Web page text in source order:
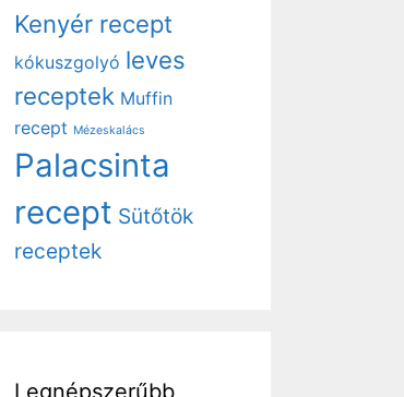
Kenyér recept
kókuszgolyó leves
receptek Muffin
recept Mézeskalács
Palacsinta
recept Sütőtök
receptek
Legnépszerűbb